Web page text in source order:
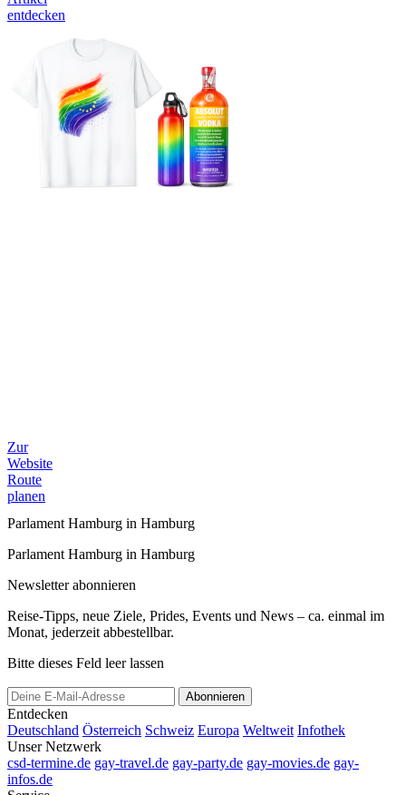
entdecken
Zur
Website
Route
planen
Parlament Hamburg in Hamburg
Parlament Hamburg in Hamburg
Newsletter abonnieren
Reise-Tipps, neue Ziele, Prides, Events und News – ca. einmal im
Monat, jederzeit abbestellbar.
Bitte dieses Feld leer lassen
Abonnieren
Entdecken
Deutschland Österreich Schweiz Europa Weltweit Infothek
Unser Netzwerk
csd-termine.de gay-travel.de gay-party.de gay-movies.de gay-
infos.de